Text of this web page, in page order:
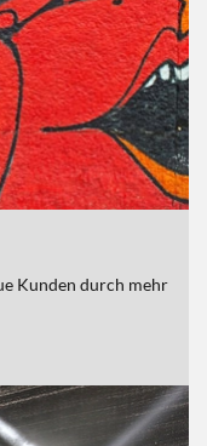
Kunden durch mehr